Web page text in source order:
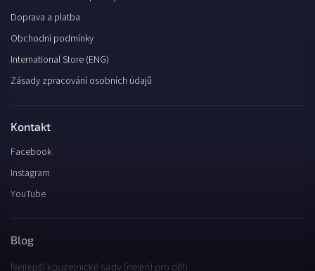
Doprava a platba
Obchodní podmínky
International Store (ENG)
Zásady zpracování osobních údajů
Kontakt
Facebook
Instagram
YouTube
Blog
Nejlepší kouzelnické sady (nejen) pro děti